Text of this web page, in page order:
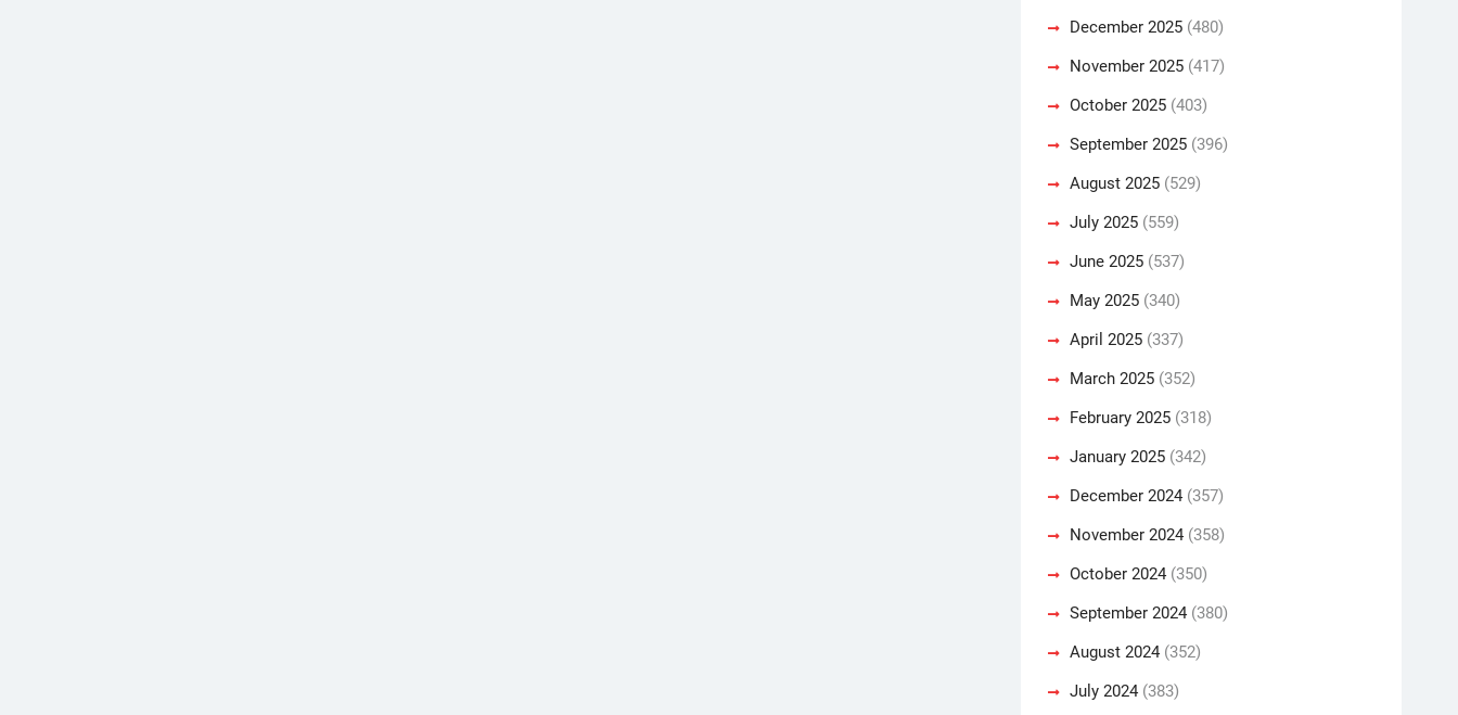
December 2025 (480)
November 2025 (417)
October 2025 (403)
September 2025 (396)
August 2025 (529)
July 2025 (559)
June 2025 (537)
May 2025 (340)
April 2025 (337)
March 2025 (352)
February 2025 (318)
January 2025 (342)
December 2024 (357)
November 2024 (358)
October 2024 (350)
September 2024 (380)
August 2024 (352)
July 2024 (383)